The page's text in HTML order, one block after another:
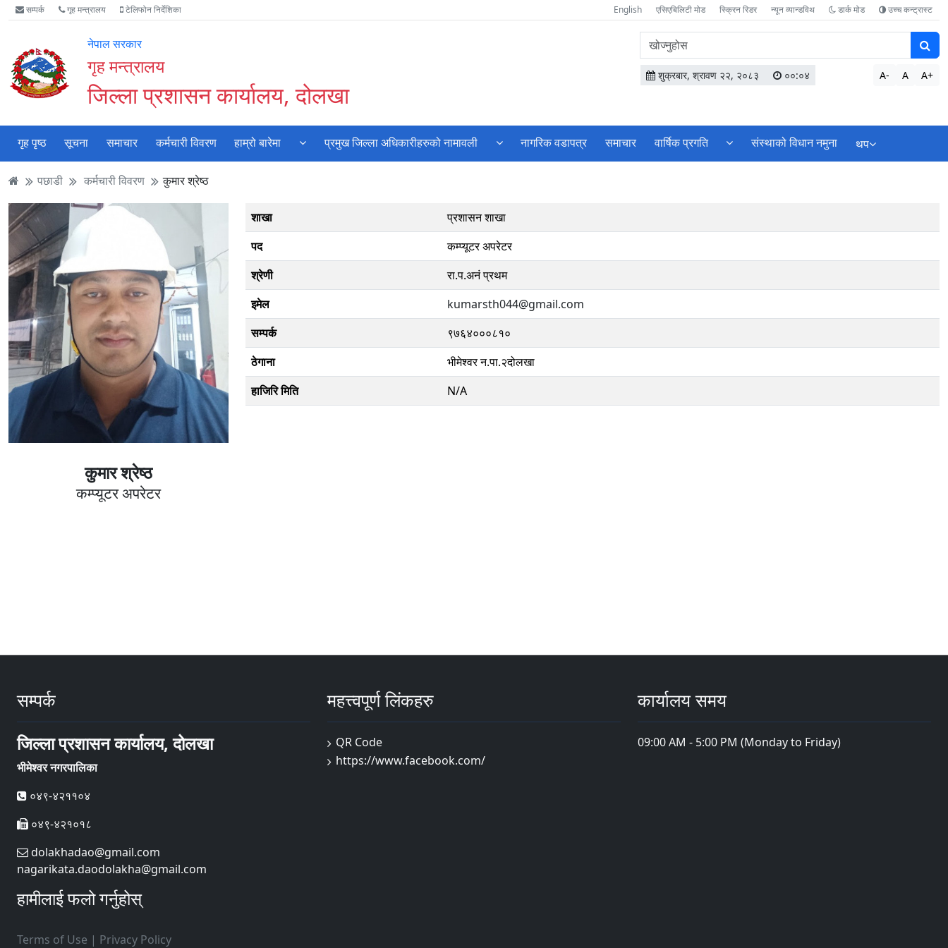
Accessibility
Mode
गर्नुहोस्
मुख्य
सामाग्री
मुख्य
नेभिगेसन
वेबसाइट
खोजमा
सम्पर्क गृह मन्त्रालय टेलिफोन निर्देशिका English एसिएबिलिटी मोड स्क्रिन रिडर न्यून व्यान्डविथ डार्क मोड उच्च कन्ट्रास्ट
नेपाल सरकार
गृह मन्त्रालय
जिल्ला प्रशासन कार्यालय, दोलखा
वेबसाइटमा
सामग्री
खोज्नुहोस
शुक्रबार, श्रावण २२, २०८३ ००:०४ A- A A+
गृह पृष्ठ सूचना समाचार कर्मचारी विवरण हाम्रो बारेमा प्रमुख जिल्ला अधिकारीहरुको नामावली नागरिक वडापत्र समाचार वार्षिक प्रगति संस्थाको विधान नमुना थप
पछाडी कर्मचारी विवरण कुमार श्रेष्ठ
कुमार श्रेष्ठ
कम्प्यूटर अपरेटर
शाखा
प्रशासन शाखा
पद
कम्प्यूटर अपरेटर
श्रेणी
रा.प.अनं प्रथम
इमेल
kumarsth044@gmail.com
सम्पर्क
९७६४०००८१०
ठेगाना
भीमेश्वर न‍.पा.२दोलखा
हाजिरि मिति
N/A
सम्पर्क
जिल्ला प्रशासन कार्यालय, दोलखा
भीमेश्वर नगरपालिका
०४९-४२११०४
०४९-४२१०१८
dolakhadao@gmail.com
nagarikata.daodolakha@gmail.com
हामीलाई फलो गर्नुहोस्
Terms of Use | Privacy Policy
महत्त्वपूर्ण लिंकहरु
QR Code
https://www.facebook.com/
कार्यालय समय
09:00 AM - 5:00 PM (Monday to Friday)